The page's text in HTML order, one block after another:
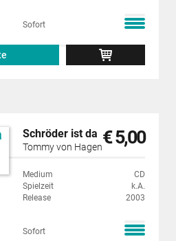
Sofort
Schröder ist da
Tommy von Hagen€ 5,00
Medium
CD
Spielzeit
k.A.
Release
2003
Sofort